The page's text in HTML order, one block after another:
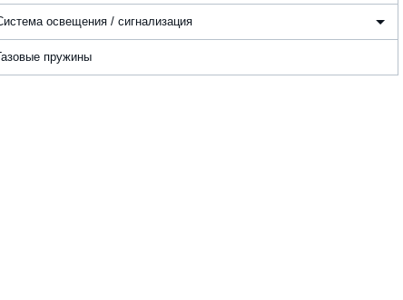
Система освещения / сигнализация
Газовые пружины